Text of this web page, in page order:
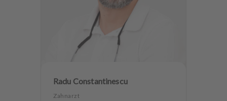
Radu Constantinescu
Zahnarzt